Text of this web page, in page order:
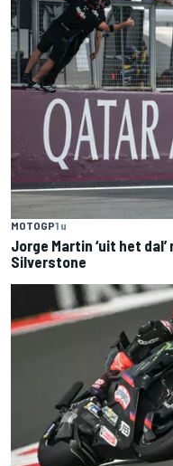
MOTOGP1 u
Jorge Martin ‘uit het
Silverstone